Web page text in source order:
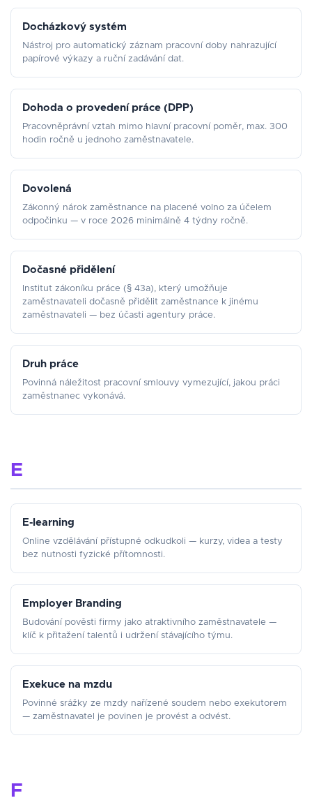
Docházkový systém
Nástroj pro automatický záznam pracovní doby nahrazující
papírové výkazy a ruční zadávání dat.
Dohoda o provedení práce (DPP)
Pracovněprávní vztah mimo hlavní pracovní poměr, max. 300
hodin ročně u jednoho zaměstnavatele.
Dovolená
Zákonný nárok zaměstnance na placené volno za účelem
odpočinku — v roce 2026 minimálně 4 týdny ročně.
Dočasné přidělení
Institut zákoníku práce (§ 43a), který umožňuje
zaměstnavateli dočasně přidělit zaměstnance k jinému
zaměstnavateli — bez účasti agentury práce.
Druh práce
Povinná náležitost pracovní smlouvy vymezující, jakou práci
zaměstnanec vykonává.
E
E-learning
Online vzdělávání přístupné odkudkoli — kurzy, videa a testy
bez nutnosti fyzické přítomnosti.
Employer Branding
Budování pověsti firmy jako atraktivního zaměstnavatele —
klíč k přitažení talentů i udržení stávajícího týmu.
Exekuce na mzdu
Povinné srážky ze mzdy nařízené soudem nebo exekutorem
— zaměstnavatel je povinen je provést a odvést.
F